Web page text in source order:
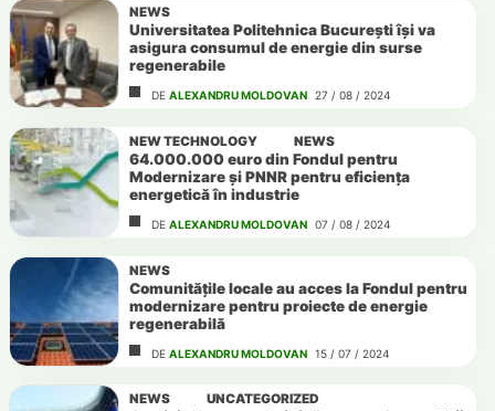
NEWS
Universitatea Politehnica București își va
asigura consumul de energie din surse
regenerabile
DE ALEXANDRU MOLDOVAN 27 / 08 / 2024
NEW TECHNOLOGY NEWS
64.000.000 euro din Fondul pentru
Modernizare și PNNR pentru eficiența
energetică în industrie
DE ALEXANDRU MOLDOVAN 07 / 08 / 2024
NEWS
Comunitățile locale au acces la Fondul pentru
modernizare pentru proiecte de energie
regenerabilă
DE ALEXANDRU MOLDOVAN 15 / 07 / 2024
NEWS UNCATEGORIZED